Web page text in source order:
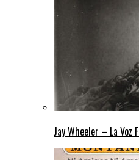
Jay Wheeler – La Voz